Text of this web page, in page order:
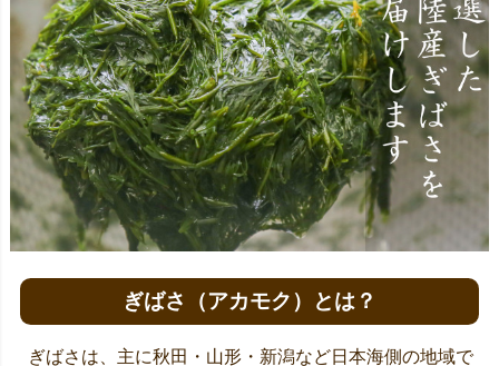
ぎばさ（アカモク）とは？
ぎばさは、主に秋田・山形・新潟など日本海側の地域で